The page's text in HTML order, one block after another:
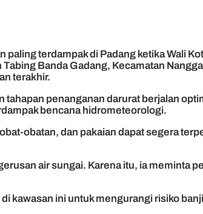
terdampak di Padang ketika Wali
Banda Gadang, Kecamatan
terakhir.
penanganan darurat berjalan
bencana hidrometeorologi.
obatan, dan pakaian dapat segera
air sungai. Karena itu, ia meminta
kawasan ini untuk mengurangi risiko